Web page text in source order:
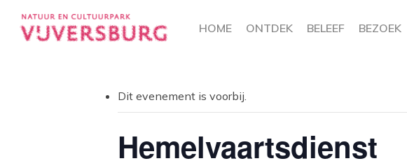
main
HOME ONTDEK BELEEF BEZOEK
« Alle Evenementen
Dit evenement is voorbij.
Hemelvaartsdienst